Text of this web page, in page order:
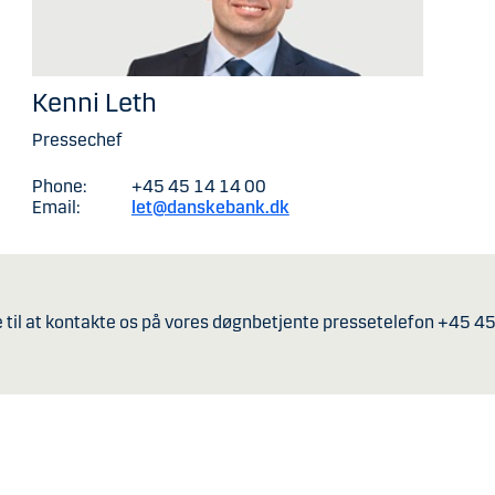
Kenni Leth
Pressechef
Phone:
+45 45 14 14 00
Email:
let@danskebank.dk
at kontakte os på vores døgnbetjente pressetelefon +45